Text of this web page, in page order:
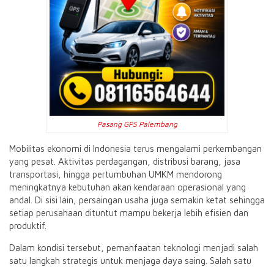
Pasang GPS Palembang
Mobilitas ekonomi di Indonesia terus mengalami perkembangan
yang pesat. Aktivitas perdagangan, distribusi barang, jasa
transportasi, hingga pertumbuhan UMKM mendorong
meningkatnya kebutuhan akan kendaraan operasional yang
andal. Di sisi lain, persaingan usaha juga semakin ketat sehingga
setiap perusahaan dituntut mampu bekerja lebih efisien dan
produktif.
Dalam kondisi tersebut, pemanfaatan teknologi menjadi salah
satu langkah strategis untuk menjaga daya saing. Salah satu